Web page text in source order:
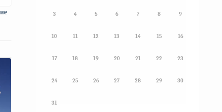
3 4 5 6 7 8 9
10 11 12 13 14 15 16
17 18 19 20 21 22 23
24 25 26 27 28 29 30
31